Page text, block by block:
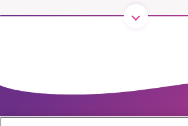
nyhetsbevakning och
utveckla vårt arbete – och vi
vill hjälpa oss.